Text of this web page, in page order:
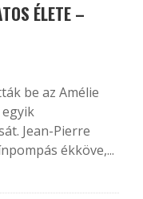
ÉLETE –
be az Amélie
Jean-Pierre
ékköve,...